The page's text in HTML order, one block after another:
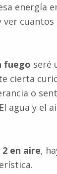
energía
cuantos
fuego seré
cierta
o
agua y el
en aire,